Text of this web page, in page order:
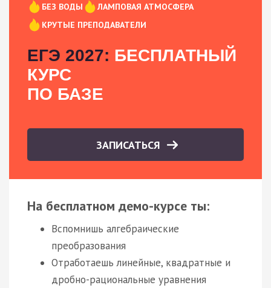
БЕЗ ВОДЫ
ЛАМПОВАЯ АТМОСФЕРА
КРУТЫЕ ПРЕПОДАВАТЕЛИ
ЕГЭ 2027: БЕСПЛАТНЫЙ
КУРС
ПО БАЗЕ
ЗАПИСАТЬСЯ
На бесплатном демо-курсе ты:
Вспомнишь алгебраические
преобразования
Отработаешь линейные, квадратные и
дробно-рациональные уравнения